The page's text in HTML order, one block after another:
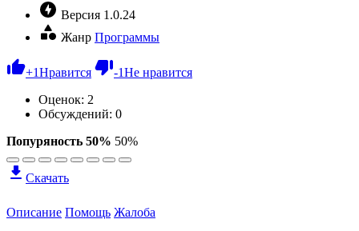
Версия 1.0.24
Жанр Программы
+1Нравится -1Не нравится
Оценок: 2
Обсуждений: 0
Попуряность 50% 50%
Скачать
Описание Помощь Жалоба